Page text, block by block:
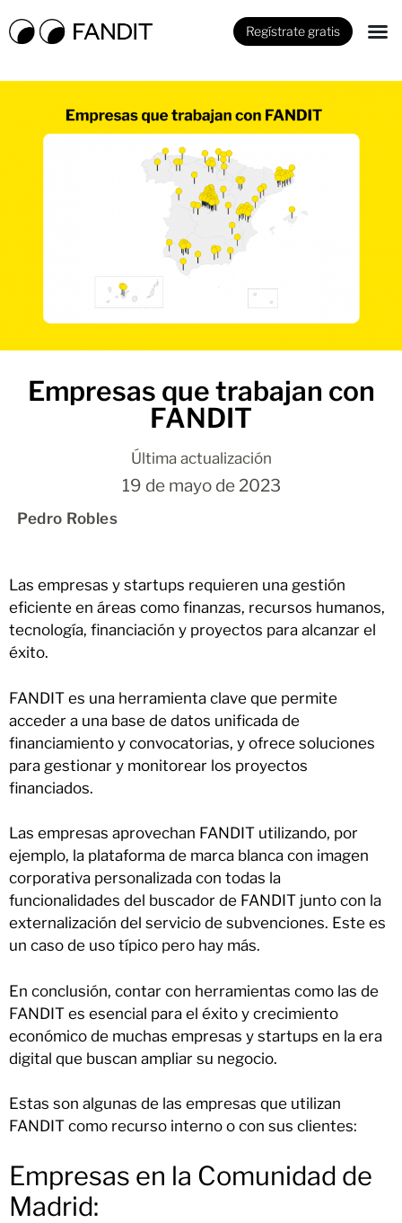
Regístrate gratis
Empresas que trabajan con
FANDIT
Última actualización
19 de mayo de 2023
Pedro Robles
Las empresas y startups requieren una gestión
eficiente en áreas como finanzas, recursos humanos,
tecnología, financiación y proyectos para alcanzar el
éxito.
FANDIT es una herramienta clave que permite
acceder a una base de datos unificada de
financiamiento y convocatorias, y ofrece soluciones
para gestionar y monitorear los proyectos
financiados.
Las empresas aprovechan FANDIT utilizando, por
ejemplo, la plataforma de marca blanca con imagen
corporativa personalizada con todas la
funcionalidades del buscador de FANDIT junto con la
externalización del servicio de subvenciones. Este es
un caso de uso típico pero hay más.
En conclusión, contar con herramientas como las de
FANDIT es esencial para el éxito y crecimiento
económico de muchas empresas y startups en la era
digital que buscan ampliar su negocio.
Estas son algunas de las empresas que utilizan
FANDIT como recurso interno o con sus clientes:
Empresas en la Comunidad de
Madrid: